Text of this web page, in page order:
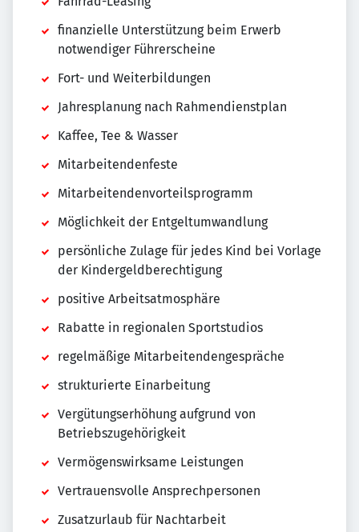
finanzielle Unterstützung beim Erwerb
notwendiger Führerscheine
Fort- und Weiterbildungen
Jahresplanung nach Rahmendienstplan
Kaffee, Tee & Wasser
Mitarbeitendenfeste
Mitarbeitendenvorteilsprogramm
Möglichkeit der Entgeltumwandlung
persönliche Zulage für jedes Kind bei Vorlage
der Kindergeldberechtigung
positive Arbeitsatmosphäre
Rabatte in regionalen Sportstudios
regelmäßige Mitarbeitendengespräche
strukturierte Einarbeitung
Vergütungserhöhung aufgrund von
Betriebszugehörigkeit
Vermögenswirksame Leistungen
Vertrauensvolle Ansprechpersonen
Zusatzurlaub für Nachtarbeit